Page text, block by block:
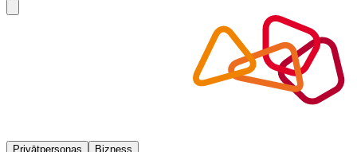
Privātpersonas Bizness